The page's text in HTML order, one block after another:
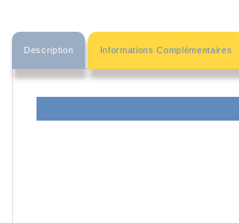
Description Informations Complémentaires